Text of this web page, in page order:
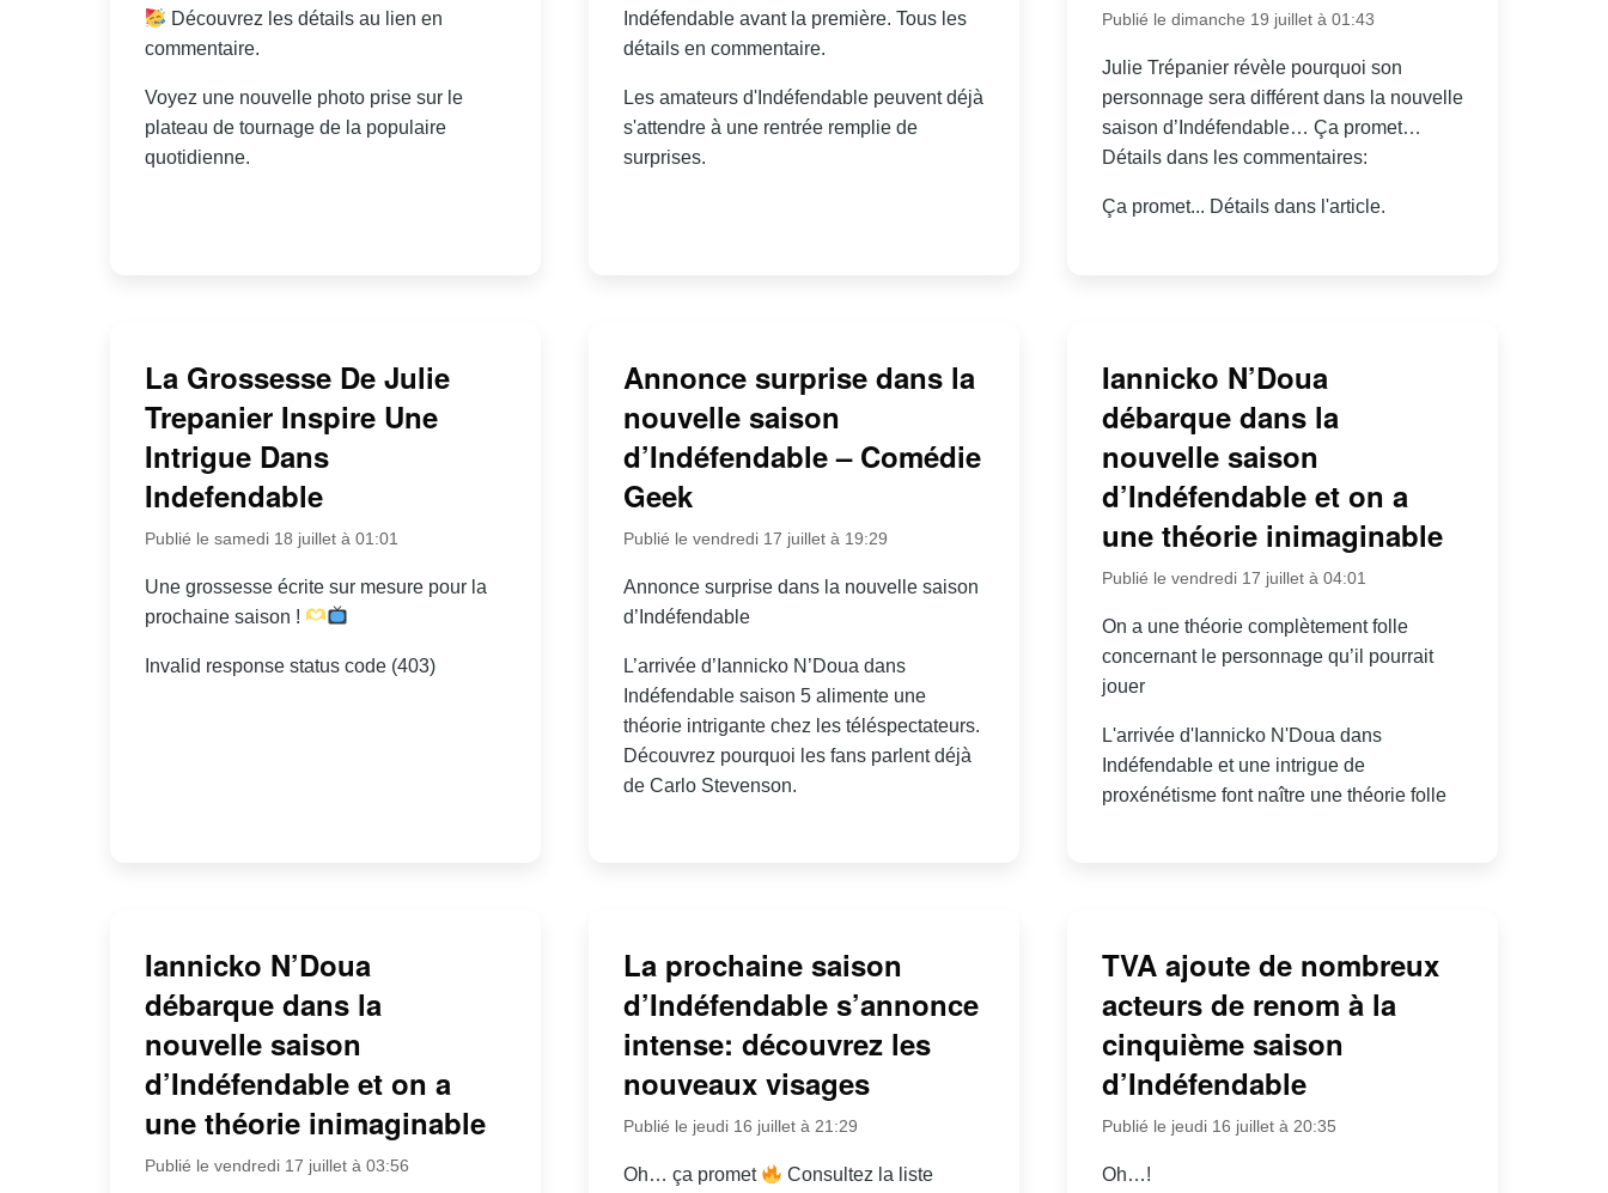
Découvrez les détails au lien en
commentaire.
Voyez une nouvelle photo prise sur le
plateau de tournage de la populaire
quotidienne.
Indéfendable avant la première. Tous les
détails en commentaire.
Les amateurs d'Indéfendable peuvent déjà
s'attendre à une rentrée remplie de
surprises.
Publié le dimanche 19 juillet à 01:43
Julie Trépanier révèle pourquoi son
personnage sera différent dans la nouvelle
saison d’Indéfendable… Ça promet…
Détails dans les commentaires:
Ça promet... Détails dans l'article.
La Grossesse De Julie
Trepanier Inspire Une
Intrigue Dans
Indefendable
Publié le samedi 18 juillet à 01:01
Une grossesse écrite sur mesure pour la
prochaine saison !
Invalid response status code (403)
Annonce surprise dans la
nouvelle saison
d’Indéfendable – Comédie
Geek
Publié le vendredi 17 juillet à 19:29
Annonce surprise dans la nouvelle saison
d’Indéfendable
L’arrivée d’Iannicko N’Doua dans
Indéfendable saison 5 alimente une
théorie intrigante chez les téléspectateurs.
Découvrez pourquoi les fans parlent déjà
de Carlo Stevenson.
Iannicko N’Doua
débarque dans la
nouvelle saison
d’Indéfendable et on a
une théorie inimaginable
Publié le vendredi 17 juillet à 04:01
On a une théorie complètement folle
concernant le personnage qu’il pourrait
jouer
L'arrivée d'Iannicko N'Doua dans
Indéfendable et une intrigue de
proxénétisme font naître une théorie folle
Iannicko N’Doua
débarque dans la
nouvelle saison
d’Indéfendable et on a
une théorie inimaginable
Publié le vendredi 17 juillet à 03:56
La prochaine saison
d’Indéfendable s’annonce
intense: découvrez les
nouveaux visages
Publié le jeudi 16 juillet à 21:29
Oh… ça promet
Consultez la liste
TVA ajoute de nombreux
acteurs de renom à la
cinquième saison
d’Indéfendable
Publié le jeudi 16 juillet à 20:35
Oh…!